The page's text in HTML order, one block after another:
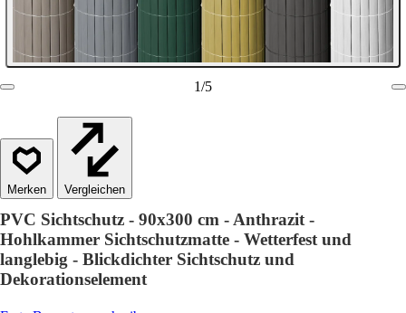
1/5
Vergleichen
PVC Sichtschutz - 90x300 cm - Anthrazit -
Hohlkammer Sichtschutzmatte - Wetterfest und
langlebig - Blickdichter Sichtschutz und
Dekorationselement